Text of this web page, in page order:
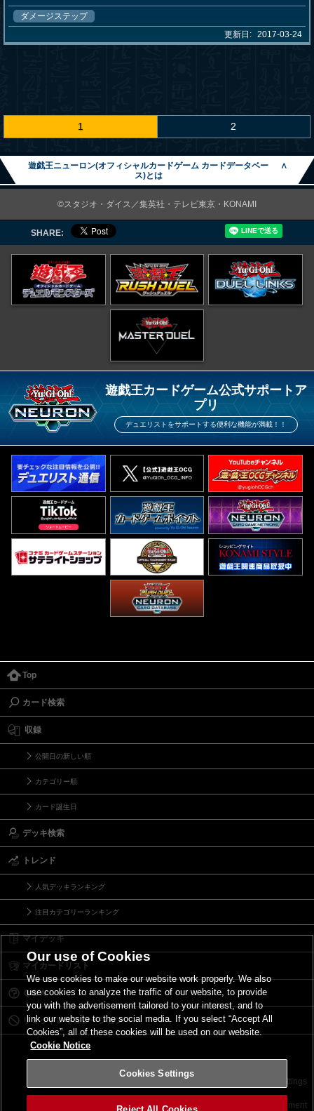
ダメージステップ
更新日: 2017-03-24
1 2
遊戯王ニューロン(オフィシャルカードゲーム カードデータベー
ス)とは
∧
©スタジオ・ダイス／集英社・テレビ東京・KONAMI
SHARE:
遊戯王カードゲーム公式サポートア
プリ
デュエリストをサポートする便利な機能が満載！！
Top
カード検索
収録
公開日の新しい順
カテゴリー順
カード誕生日
デッキ検索
トレンド
人気デッキランキング
注目カテゴリーランキング
マイデッキ
マイカードリスト
Ｑ＆Ａ
リミットレギュレーション
サイトポリシー Cookies Settings
©2026 Konami Digital Entertainment
Our use of Cookies
We use cookies to make our website work properly. We also
use cookies to analyze the traffic of our website, to provide
you with the advertisement tailored to your interest, and to
link our website to the social media. If you select “Accept All
Cookies”, all of these cookies will be used on our website.
Cookie Notice
Cookies Settings